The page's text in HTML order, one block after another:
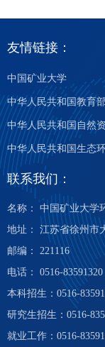
友情链接：
中国矿业大学
中华人民共和国教育部
中华人民共和国自然
中华人民共和国生态
联系我们：
名称： 中国矿业大学
地址： 江苏省徐州市
邮编： 221116
电话： 0516-83591320
本科招生：0516-
研究生招生：0516-
就业工作：0516-